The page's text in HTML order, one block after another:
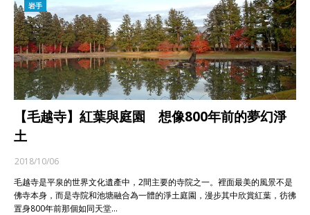
岩手
【毛越寺】紅葉與庭園 想像800年前的夢幻淨
土
2018/10/06
毛越寺是平泉的世界文化遺產中，2間主要的寺院之一。裡面最美的風景不是
佛寺本身，而是寺院和池塘融合為一體的淨土庭園，漫步其中欣賞紅葉，彷彿
置身800年前那個如同天堂…